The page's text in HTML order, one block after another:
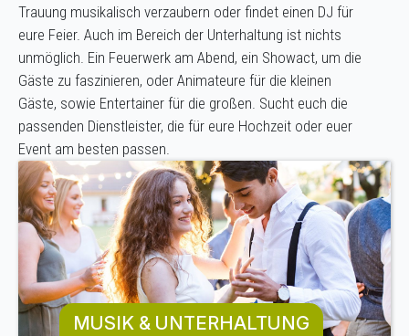
Trauung musikalisch verzaubern oder findet einen DJ für
eure Feier. Auch im Bereich der Unterhaltung ist nichts
unmöglich. Ein Feuerwerk am Abend, ein Showact, um die
Gäste zu faszinieren, oder Animateure für die kleinen
Gäste, sowie Entertainer für die großen. Sucht euch die
passenden Dienstleister, die für eure Hochzeit oder euer
Event am besten passen.
MUSIK & UNTERHALTUNG